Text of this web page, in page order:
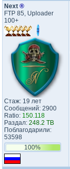
Next ®
FTP 85, Uploader
100+
Стаж: 19 лет
Сообщений: 2900
Ratio: 150.118
Раздал: 248.2 TB
Поблагодарили:
53598
100%